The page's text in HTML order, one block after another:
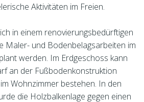
Aktivitäten im Freien.
in einem renovierungsbedürftigen
Maler- und Bodenbelagsarbeiten im
werden. Im Erdgeschoss kann
an der Fußbodenkonstruktion
Wohnzimmer bestehen. In den
die Holzbalkenlage gegen einen